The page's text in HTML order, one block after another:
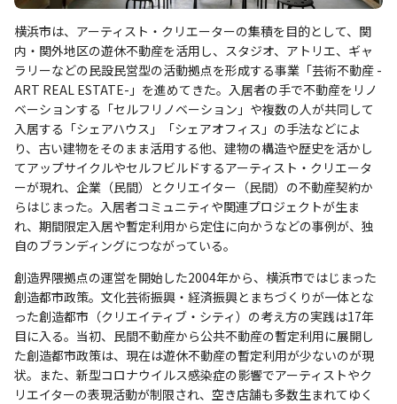
横浜市は、アーティスト・クリエーターの集積を目的として、関
内・関外地区の遊休不動産を活用し、スタジオ、アトリエ、ギャ
ラリーなどの民設民営型の活動拠点を形成する事業「芸術不動産 -
ART REAL ESTATE-」を進めてきた。入居者の手で不動産をリノ
ベーションする「セルフリノベーション」や複数の人が共同して
入居する「シェアハウス」「シェアオフィス」の手法などによ
り、古い建物をそのまま活用する他、建物の構造や歴史を活かし
てアップサイクルやセルフビルドするアーティスト・クリエータ
ーが現れ、企業（民間）とクリエイター（民間）の不動産契約か
らはじまった。入居者コミュニティや関連プロジェクトが生ま
れ、期間限定入居や暫定利用から定住に向かうなどの事例が、独
自のブランディングにつながっている。
創造界隈拠点の運営を開始した2004年から、横浜市ではじまった
創造都市政策。文化芸術振興・経済振興とまちづくりが一体とな
った創造都市（クリエイティブ・シティ）の考え方の実践は17年
目に入る。当初、民間不動産から公共不動産の暫定利用に展開し
た創造都市政策は、現在は遊休不動産の暫定利用が少ないのが現
状。また、新型コロナウイルス感染症の影響でアーティストやク
リエイターの表現活動が制限され、空き店舗も多数生まれてゆく